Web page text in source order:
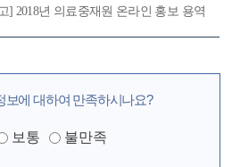
] 2018년 의료중재원 온라인 홍보 용역
보에 대하여 만족하시나요?
보통
불만족